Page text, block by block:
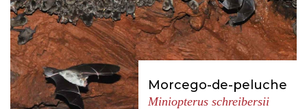
Morcego-de-peluche
Miniopterus schreibersii